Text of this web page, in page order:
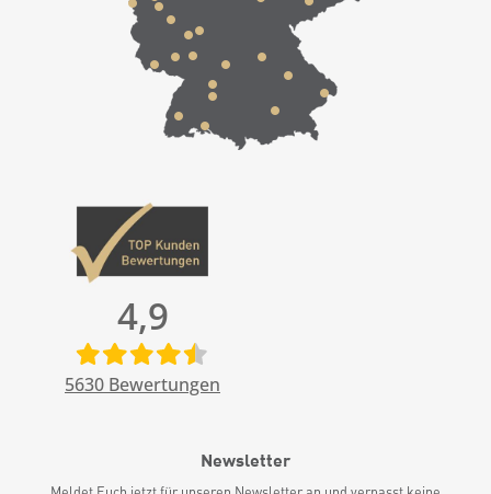
4,9
5630 Bewertungen
Newsletter